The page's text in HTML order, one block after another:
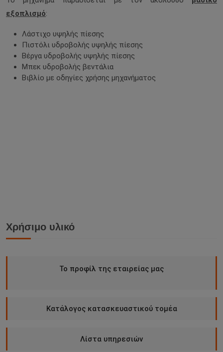
εξοπλισμό:
Λάστιχο υψηλής πίεσης
Πιστόλι υδροβολής υψηλής πίεσης
Βέργα υδροβολής υψηλής πίεσης
Μπεκ υδροβολής βεντάλια
Βιβλίο με οδηγίες χρήσης μηχανήματος
Χρήσιμο υλικό
Το προφίλ της εταιρείας μας
Κατάλογος κατασκευαστικού τομέα
Λίστα υπηρεσιών